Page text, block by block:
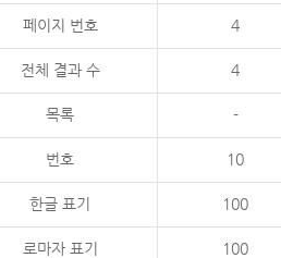
페이지 번호 4
전체 결과 수 4
목록 -
번호 10
한글 표기 100
로마자 표기 100